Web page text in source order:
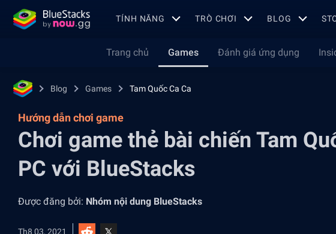
TÍNH NĂNG TRÒ CHƠI BLOG
Trang chủ Games Đánh giá ứng dụng
Blog Games Tam Quốc Ca Ca
Hướng dẫn chơi game
Chơi game thẻ bài chiến Tam
PC với BlueStacks
Được đăng bởi: Nhóm nội dung BlueStacks
Th8 03, 2021